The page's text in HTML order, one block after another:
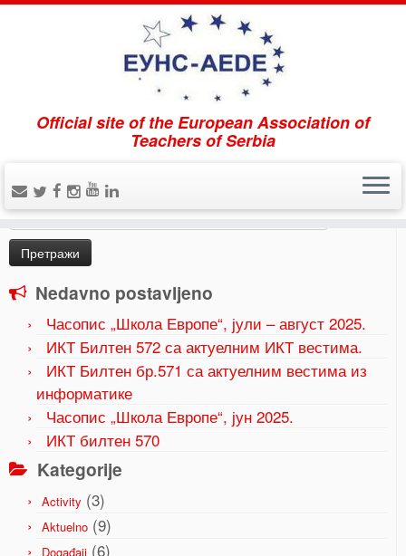
Official site of the European Association of
Teachers of Serbia
Home » Uncategorized » Часопис „Школа Еврппе“,
Pretraži
Претрага
за:
Nedavno postavljeno
Часопис „Школа Европе“, јули – август 2025.
ИКТ Билтен 572 са актуелним ИКТ вестима.
ИКТ Билтен бр.571 са актуелним вестима из
информатике
Часопис „Школа Европе“, јун 2025.
ИКТ билтен 570
Kategorije
Activity (3)
Aktuelno (9)
Događaji (6)